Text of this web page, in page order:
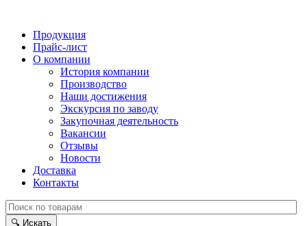
Продукция
Прайс-лист
О компании
История компании
Производство
Наши достижения
Экскурсия по заводу
Закупочная деятельность
Вакансии
Отзывы
Новости
Доставка
Контакты
🔍 Искать